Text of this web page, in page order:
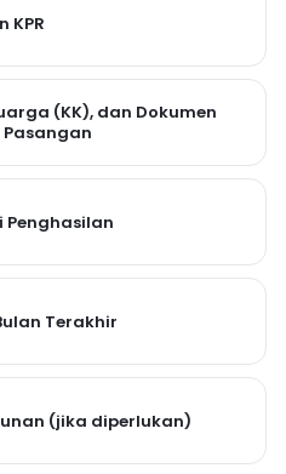
KPR
(KK), dan Dokumen
Pasangan
Penghasilan
Terakhir
(jika diperlukan)